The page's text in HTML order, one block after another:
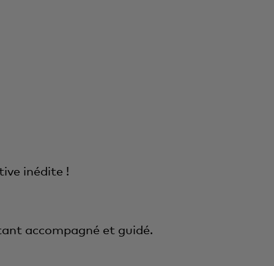
inédite !
accompagné et guidé.